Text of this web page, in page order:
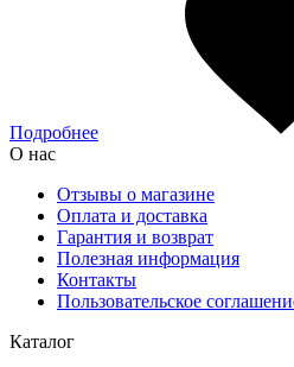
Подробнее
О нас
Отзывы о магазине
Оплата и доставка
Гарантия и возврат
Полезная информация
Контакты
Пользовательское
Каталог